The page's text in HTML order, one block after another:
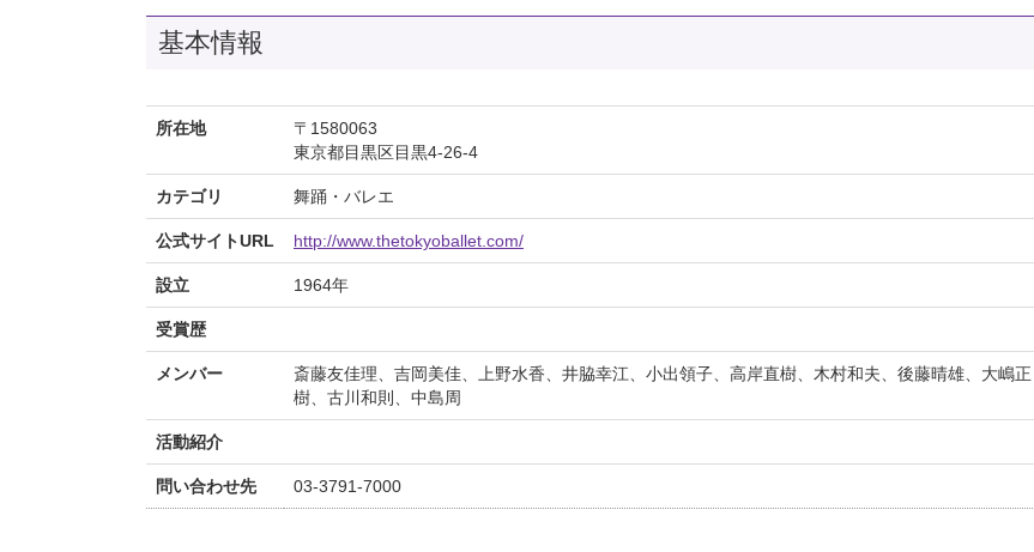
基本情報
所在地
〒1580063
東京都目黒区目黒4-26-4
カテゴリ 舞踊・バレエ
公式サイトURL http://www.thetokyoballet.com/
設立 1964年
受賞歴
メンバー
斎藤友佳理、吉岡美佳、上野水香、井脇幸江、小出領子、高岸直樹、木村和夫、後藤晴雄、大嶋正
樹、古川和則、中島周
活動紹介
問い合わせ先 03-3791-7000